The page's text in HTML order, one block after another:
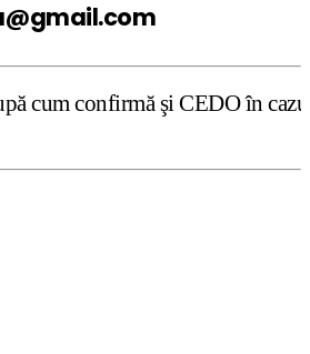
şi CEDO în cazul Handyside